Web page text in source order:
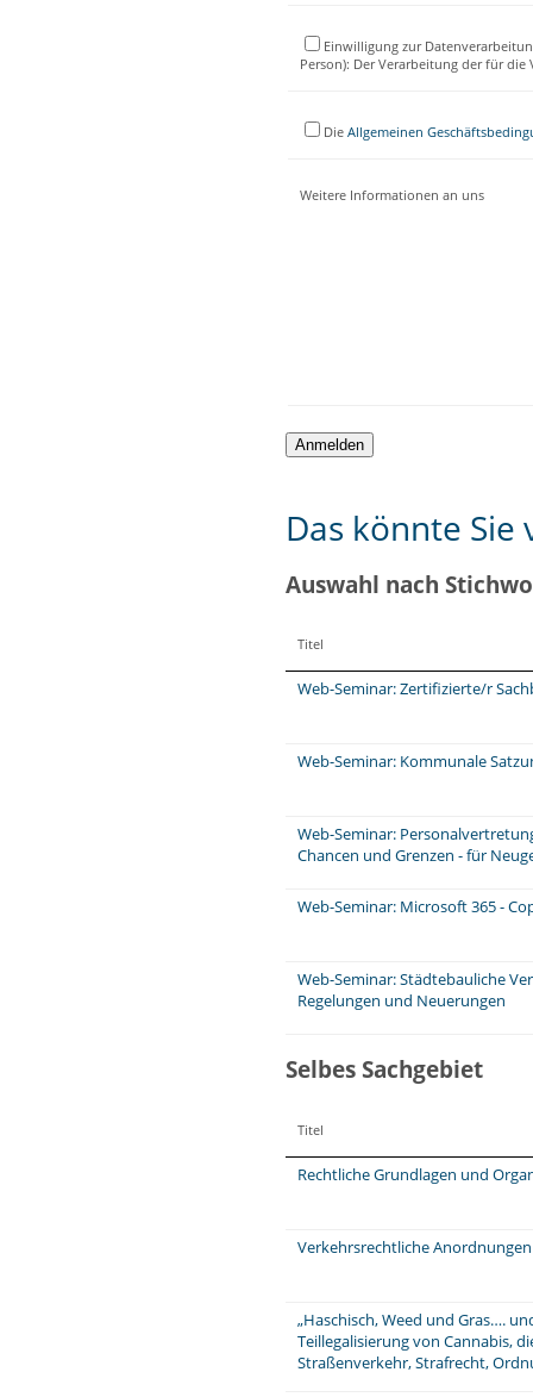
Einwilligung zur
Person): Der Verarbeitung der für
Die Allgemeinen
Weitere Informationen an uns
Das könnte
Auswahl nach
Titel
Web-Seminar: Zertifizierte/r
Web-Seminar: Kommunale
Web-Seminar:
Chancen und Grenzen - für
Web-Seminar: Microsoft 365 -
Web-Seminar: Städtebauliche
Regelungen und Neuerungen
Selbes Sachgebiet
Titel
Rechtliche Grundlagen und
Verkehrsrechtliche
„Haschisch, Weed und Gras….
Teillegalisierung von Cannabis,
Straßenverkehr, Strafrecht,